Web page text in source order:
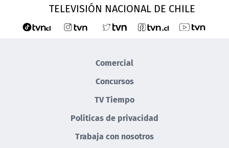
TELEVISIÓN NACIONAL DE CHILE
Comercial
Concursos
TV Tiempo
Políticas de privacidad
Trabaja con nosotros